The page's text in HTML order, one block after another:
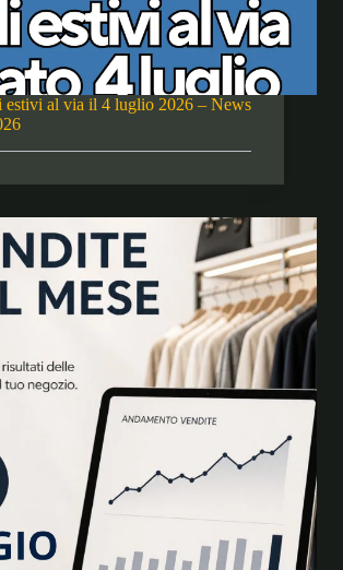
estivi al via il 4 luglio 2026 – News